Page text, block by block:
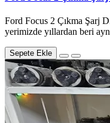
Ford Focus 2 Çıkma Şarj
yerimizde yıllardan beri
Sepete Ekle